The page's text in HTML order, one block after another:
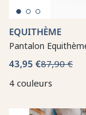
EQUITHÈME
Pantalon
43,95 €87,90 €
4 couleurs